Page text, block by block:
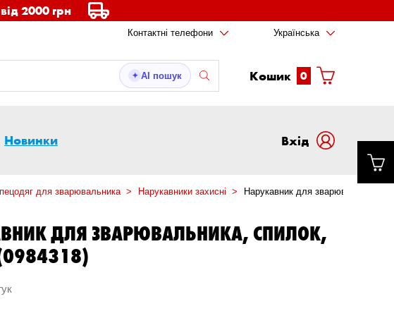
2000 грн
Контактні телефони Українська
✦ AI пошук Кошик 0
Новинки Вxід
для зварювальника Нарукавники захисні Нарукавник для зварювальника,
ДЛЯ ЗВАРЮВАЛЬНИКА, СПИЛОК,